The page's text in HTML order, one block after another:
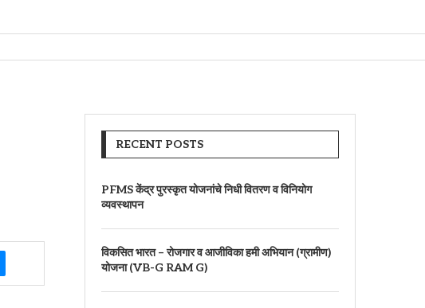
RECENT POSTS
PFMS केंद्र पुरस्कृत योजनांचे निधी वितरण व विनियोग
व्यवस्थापन
विकसित भारत – रोजगार व आजीविका हमी अभियान (ग्रामीण)
योजना (VB-G RAM G)